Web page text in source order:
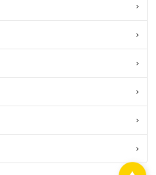
›
›
›
›
›
›